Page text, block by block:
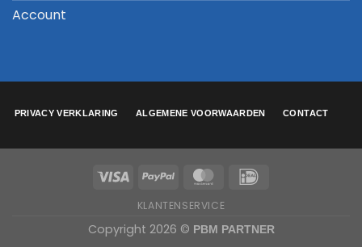
Account
PRIVACY VERKLARING ALGEMENE VOORWAARDEN CONTACT
KLANTENSERVICE
Copyright 2026 © PBM PARTNER